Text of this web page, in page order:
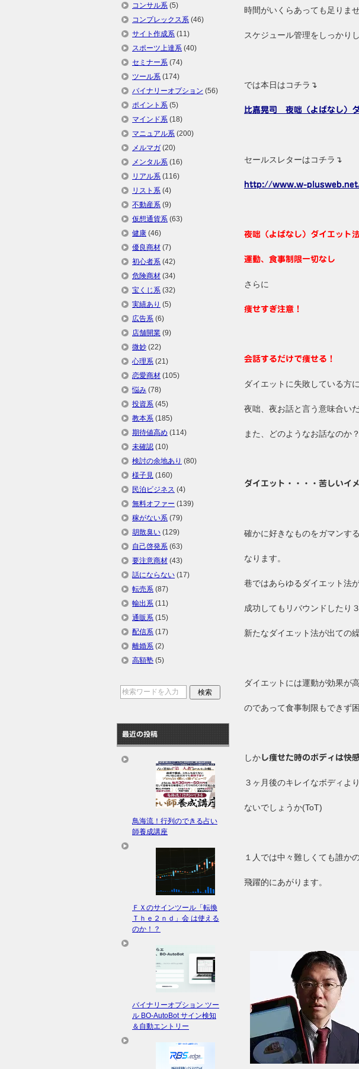
時間がいくらあっても足りま
スケジュール管理をしっかり
では本日はコチラ↴
比嘉晃司 夜咄（よばなし）
セールスレターはコチラ↴
http://www.w-
夜咄（よばなし）ダイエット
運動、食事制限一切なし
さらに
痩せすぎ注意！
会話するだけで痩せる！
ダイエットに失敗している方
夜咄、夜お話と言う意味合い
また、どのようなお話なのか
ダイエット・・・・苦しいイ
確かに好きなものをガマンす
なります。
巷ではあらゆるダイエット法
成功してもリバウンドしたり
新たなダイエット法が出ての
ダイエットには運動が効果が
のであって食事制限もできず
しかし痩せた時のボディは快
３ヶ月後のキレイなボディよ
ないでしょうか(ToT)
１人では中々難しくても誰か
飛躍的にあがります。
コンサル系 (5)
コンプレックス系 (46)
サイト作成系 (11)
スポーツ上達系 (40)
セミナー系 (74)
ツール系 (174)
バイナリーオプション (56)
ポイント系 (5)
マインド系 (18)
マニュアル系 (200)
メルマガ (20)
メンタル系 (16)
リアル系 (116)
リスト系 (4)
不動産系 (9)
仮想通貨系 (63)
健康 (46)
優良商材 (7)
初心者系 (42)
危険商材 (34)
宝くじ系 (32)
実績あり (5)
広告系 (6)
店舗開業 (9)
微妙 (22)
心理系 (21)
恋愛商材 (105)
悩み (78)
投資系 (45)
教本系 (185)
期待値高め (114)
未確認 (10)
検討の余地あり (80)
様子見 (160)
民泊ビジネス (4)
無料オファー (139)
稼がない系 (79)
胡散臭い (129)
自己啓発系 (63)
要注意商材 (43)
話にならない (17)
転売系 (87)
輸出系 (11)
通販系 (15)
配信系 (17)
離婚系 (2)
高額塾 (5)
最近の投稿
鳥海流！行列のできる占い
師養成講座
ＦＸのサインツール「転換
Ｔｈｅ２ｎｄ」会 は使える
のか！？
バイナリーオプション ツー
ル BO-AutoBot サイン検知
＆自動エントリー